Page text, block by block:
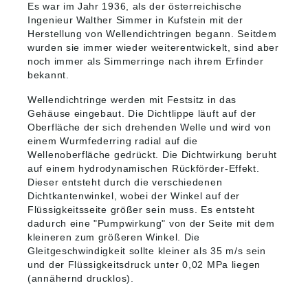
Es war im Jahr 1936, als der österreichische
Ingenieur Walther Simmer in Kufstein mit der
Herstellung von Wellendichtringen begann. Seitdem
wurden sie immer wieder weiterentwickelt, sind aber
noch immer als Simmerringe nach ihrem Erfinder
bekannt.
Wellendichtringe werden mit Festsitz in das
Gehäuse eingebaut. Die Dichtlippe läuft auf der
Oberfläche der sich drehenden Welle und wird von
einem Wurmfederring radial auf die
Wellenoberfläche gedrückt. Die Dichtwirkung beruht
auf einem hydrodynamischen Rückförder-Effekt.
Dieser entsteht durch die verschiedenen
Dichtkantenwinkel, wobei der Winkel auf der
Flüssigkeitsseite größer sein muss. Es entsteht
dadurch eine "Pumpwirkung" von der Seite mit dem
kleineren zum größeren Winkel. Die
Gleitgeschwindigkeit sollte kleiner als 35 m/s sein
und der Flüssigkeitsdruck unter 0,02 MPa liegen
(annähernd drucklos).